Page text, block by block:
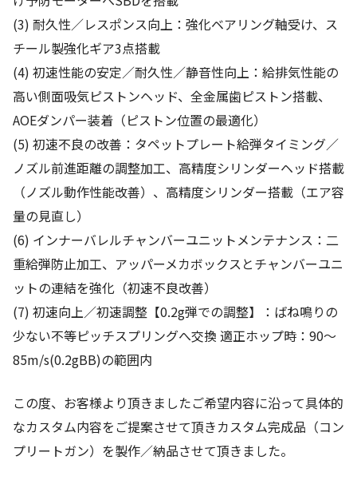
(3) 耐久性／レスポンス向上：強化ベアリング軸受け、ス
チール製強化ギア3点搭載
(4) 初速性能の安定／耐久性／静音性向上：給排気性能の
高い側面吸気ピストンヘッド、全金属歯ピストン搭載、
AOEダンパー装着（ピストン位置の最適化）
(5) 初速不良の改善：タペットプレート給弾タイミング／
ノズル前進距離の調整加工、高精度シリンダーヘッド搭載
（ノズル動作性能改善）、高精度シリンダー搭載（エア容
量の見直し）
(6) インナーバレルチャンバーユニットメンテナンス：二
重給弾防止加工、アッパーメカボックスとチャンバーユニ
ットの連結を強化（初速不良改善）
(7) 初速向上／初速調整【0.2g弾での調整】：ばね鳴りの
少ない不等ピッチスプリングへ交換 適正ホップ時：90～
85m/s(0.2gBB)の範囲内
この度、お客様より頂きましたご希望内容に沿って具体的
なカスタム内容をご提案させて頂きカスタム完成品（コン
プリートガン）を製作／納品させて頂きました。